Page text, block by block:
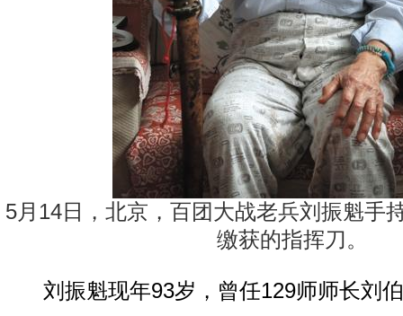
5月14日，北京，百团大战老兵刘振魁手
缴获的指挥刀。
刘振魁现年93岁，曾任129师师长刘